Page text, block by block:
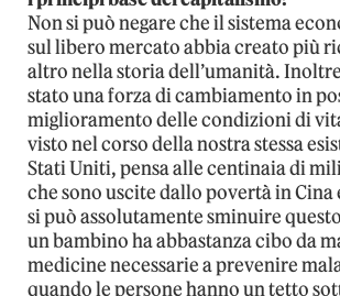
Non si può negare che il sistema
sul libero mercato abbia creato più
altro nella storia dell’umanità.
stato una forza di cambiamento in
miglioramento delle condizioni di
visto nel corso della nostra stessa
Stati Uniti, pensa alle centinaia di
che sono uscite dallo povertà in Cina
si può assolutamente sminuire
un bambino ha abbastanza cibo da
medicine necessarie a prevenire
quando le persone hanno un tetto